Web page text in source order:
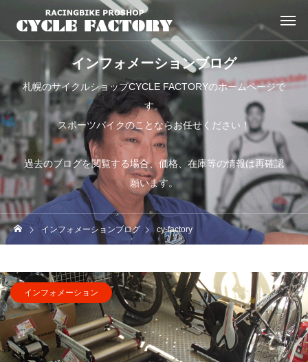
インフォメーションブログ
札幌のサイクルショップCYCLE FACTORYのホームページで
す。
スポーツバイクのことならお任せください！
過去のブログを閲覧する場合、価格、在庫等の情報は再確認
願います。
インフォメーションブログ cy-factory
インフォメーション